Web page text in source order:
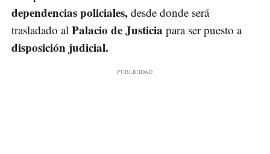
dependencias policiales, desde donde será
trasladado al Palacio de Justicia para ser puesto a
disposición judicial.